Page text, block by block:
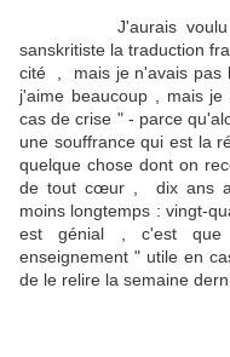
J'aurais voulu
sanskritiste la traduction
cité , mais je n'avais pas
j'aime beaucoup , mais
cas de crise " - parce
une souffrance qui est la
quelque chose dont on
de tout cœur , dix ans
moins longtemps : vingt-
est génial , c'est que
enseignement " utile en
de le relire la semaine